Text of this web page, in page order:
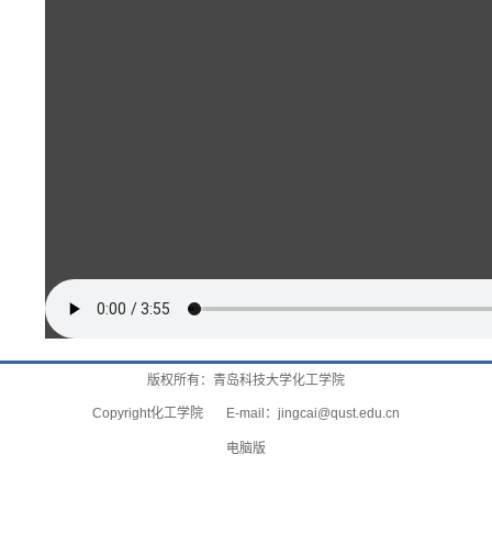
版权所有：青岛科技大学化工学院
Copyright化工学院 E-mail： jingcai@qust.edu.cn
电脑版